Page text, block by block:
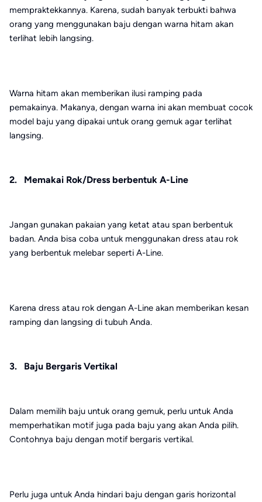
mempraktekkannya. Karena, sudah banyak terbukti bahwa
orang yang menggunakan baju dengan warna hitam akan
terlihat lebih langsing.
Warna hitam akan memberikan ilusi ramping pada
pemakainya. Makanya, dengan warna ini akan membuat cocok
model baju yang dipakai untuk orang gemuk agar terlihat
langsing.
2. Memakai Rok/Dress berbentuk A-Line
Jangan gunakan pakaian yang ketat atau span berbentuk
badan. Anda bisa coba untuk menggunakan dress atau rok
yang berbentuk melebar seperti A-Line.
Karena dress atau rok dengan A-Line akan memberikan kesan
ramping dan langsing di tubuh Anda.
3. Baju Bergaris Vertikal
Dalam memilih baju untuk orang gemuk, perlu untuk Anda
memperhatikan motif juga pada baju yang akan Anda pilih.
Contohnya baju dengan motif bergaris vertikal.
Perlu juga untuk Anda hindari baju dengan garis horizontal